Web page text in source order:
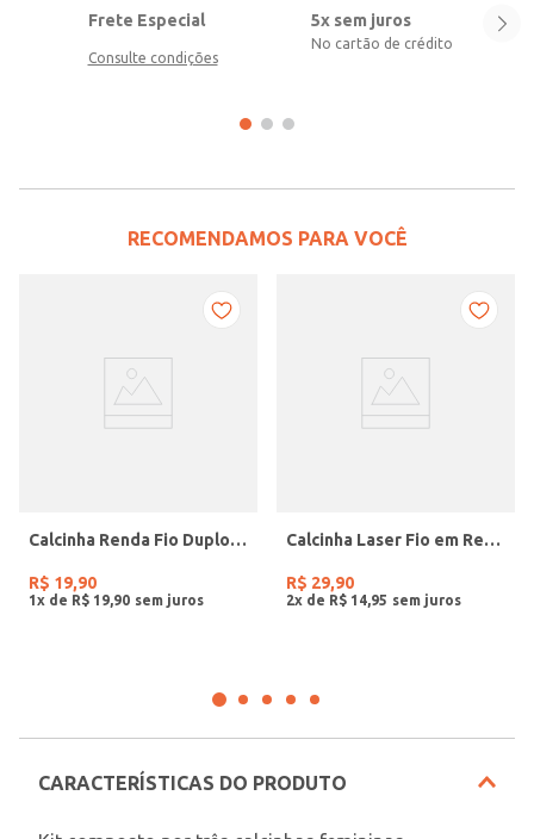
Frete Especial
Consulte condições
5x sem juros
No cartão de crédito
RECOMENDAMOS PARA VOCÊ
Calcinha Renda Fio Duplo Feminina BRANCO
R$ 19,90
1x de R$ 19 90
Calcinha Laser Fio em Renda Feminina BRANCO
R$ 29,90
2x de R$ 14 95
CARACTERÍSTICAS DO PRODUTO